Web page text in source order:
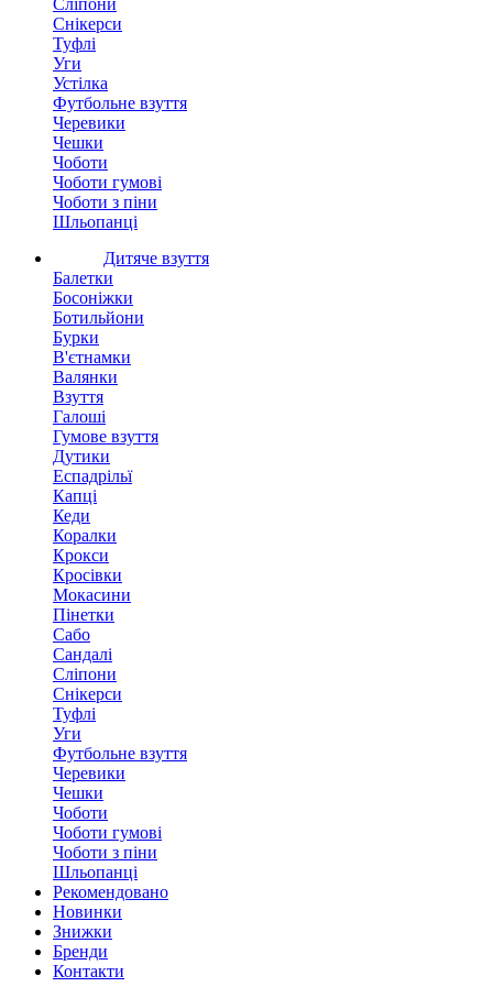
Сліпони
Снікерси
Туфлі
Уги
Устілка
Футбольне взуття
Черевики
Чешки
Чоботи
Чоботи гумові
Чоботи з піни
Шльопанці
Дитяче взуття
Балетки
Босоніжки
Ботильйони
Бурки
В'єтнамки
Валянки
Взуття
Галоші
Гумове взуття
Дутики
Еспадрільї
Капці
Кеди
Коралки
Крокси
Кросівки
Мокасини
Пінетки
Сабо
Сандалі
Сліпони
Снікерси
Туфлі
Уги
Футбольне взуття
Черевики
Чешки
Чоботи
Чоботи гумові
Чоботи з піни
Шльопанці
Рекомендовано
Новинки
Знижки
Бренди
Контакти